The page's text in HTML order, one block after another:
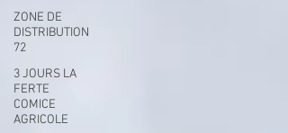
ZONE DE
DISTRIBUTION
72
3 JOURS LA
FERTE
COMICE
AGRICOLE